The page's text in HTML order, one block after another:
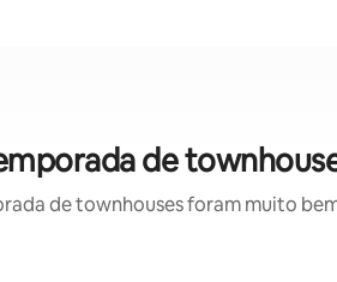
de
de townhouses foram muito